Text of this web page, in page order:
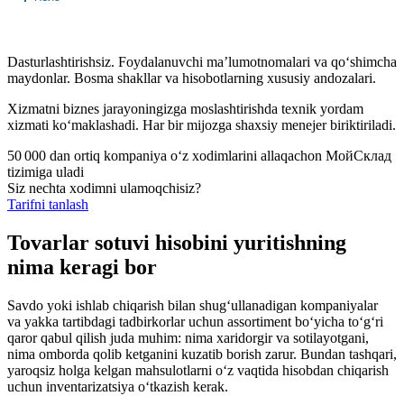
Dasturlashtirishsiz. Foydalanuvchi ma’lumotnomalari va qo‘shimcha
maydonlar. Bosma shakllar va hisobotlarning xususiy andozalari.
Xizmatni biznes jarayoningizga moslashtirishda texnik yordam
xizmati ko‘maklashadi. Har bir mijozga shaxsiy menejer biriktiriladi.
50 000 dan ortiq kompaniya o‘z xodimlarini allaqachon МойСклад
tizimiga uladi
Siz nechta xodimni ulamoqchisiz?
Tarifni tanlash
Tovarlar sotuvi hisobini yuritishning
nima keragi bor
Savdo yoki ishlab chiqarish bilan shug‘ullanadigan kompaniyalar
va yakka tartibdagi tadbirkorlar uchun assortiment bo‘yicha to‘g‘ri
qaror qabul qilish juda muhim: nima xaridorgir va sotilayotgani,
nima omborda qolib ketganini kuzatib borish zarur. Bundan tashqari,
yaroqsiz holga kelgan mahsulotlarni o‘z vaqtida hisobdan chiqarish
uchun inventarizatsiya o‘tkazish kerak.